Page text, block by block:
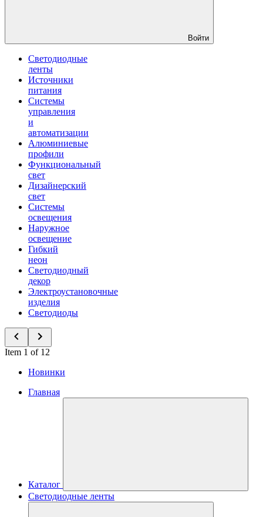
Войти
Светодиодные
ленты
Источники
питания
Системы
управления
и
автоматизации
Алюминиевые
профили
Функциональный
свет
Дизайнерский
свет
Системы
освещения
Наружное
освещение
Гибкий
неон
Светодиодный
декор
Электроустановочные
изделия
Светодиоды
Item 1 of 12
Новинки
Главная
Каталог
Светодиодные ленты